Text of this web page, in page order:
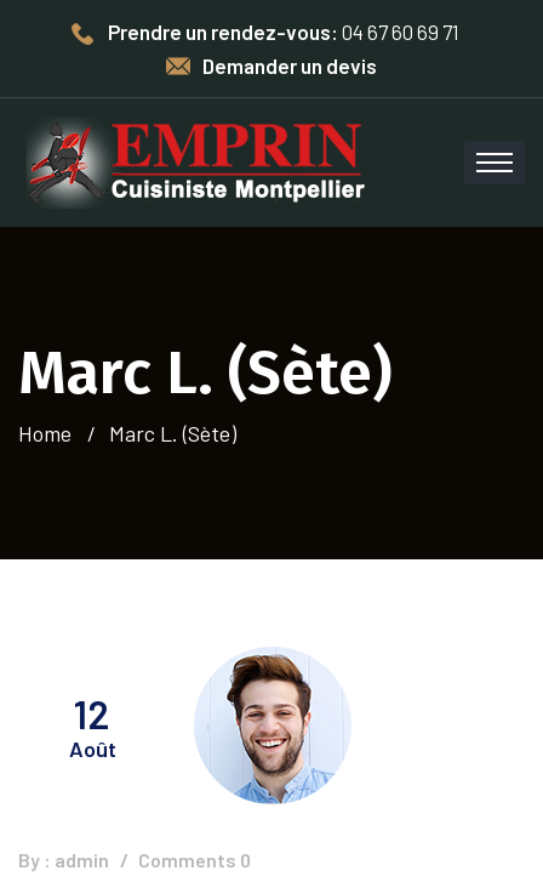
Prendre un rendez-vous: 04 67 60 69 71
Demander un devis
Marc L. (Sète)
Home Marc L. (Sète)
12
Août
By : admin Comments 0